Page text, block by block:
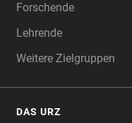
Forschende
Lehrende
Weitere Zielgruppen
DAS URZ